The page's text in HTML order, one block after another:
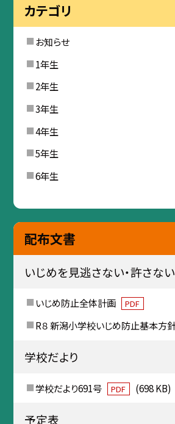
カテゴリ
お知らせ
1年生
2年生
3年生
4年生
5年生
6年生
配布文書
いじめを見逃さない・許さな
いじめ防止全体計画 PDF
R８ 新潟小学校いじめ防止基本方
学校だより
学校だより691号 PDF (698 KB)
予定表